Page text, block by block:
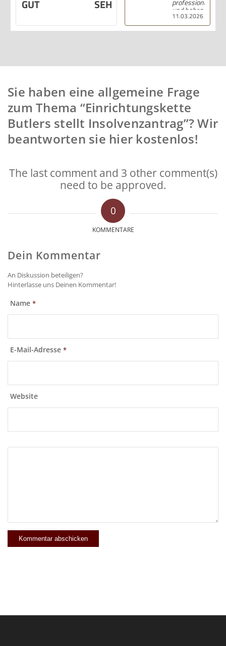
professionell, hilfsbereit
und haben alles klar und
deutlich erklärt. Ich bin
mit der Beratung sehr
zufrieden und kann ihre
Sie haben eine allgemeine Frage
zum Thema “Einrichtungskette
Butlers stellt Insolvenzantrag”? Wir
beantworten sie hier kostenlos!
The last comment and 3 other comment(s)
need to be approved.
0
KOMMENTARE
Dein Kommentar
An Diskussion beteiligen?
Hinterlasse uns Deinen Kommentar!
Name *
E-Mail-Adresse *
Website